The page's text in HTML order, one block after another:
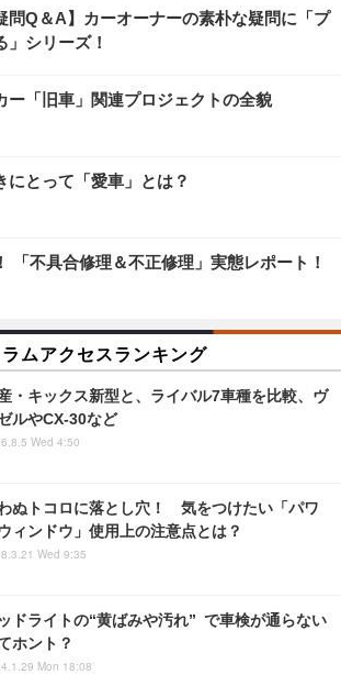
問Q＆A】カーオーナーの素朴な疑問に「プ
」シリーズ！
ー「旧車」関連プロジェクトの全貌
にとって「愛車」とは？
「不具合修理＆不正修理」実態レポート！
ラムアクセスランキング
・キックス新型と、ライバル7車種を比較、ヴ
ルやCX-30など
Wed 4:50
ぬトコロに落とし穴！ 気をつけたい「パワ
ィンドウ」使用上の注意点とは？
Wed 9:35
ドライトの“黄ばみや汚れ” で車検が通らない
ホント？
Mon 18:08